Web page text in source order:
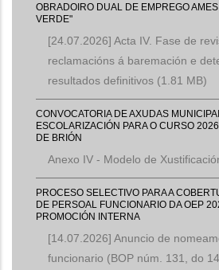
OBRADOIRO DUAL DE EMPREGO
VERDE"
[24.07.2026] Acta IV. Fase de
reclamacións á baremación e
resultados definitivos (1.81 MB)
CONVOCATORIA DE AXUDAS
ESCOLARIZACIÓN PARA O CURSO
DE BRIÓN
Anexo IV - Modelo de
PROCESO SELECTIVO PARA A
DE PERSOAL FUNCIONARIO DA OEP
PROMOCIÓN INTERNA
[14.07.2026] Anuncio de
funcionario (BOP núm. 131, do